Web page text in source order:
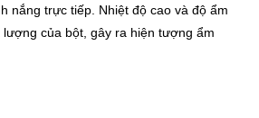
nắng trực tiếp. Nhiệt độ cao và độ ẩm
của bột, gây ra hiện tượng ẩm